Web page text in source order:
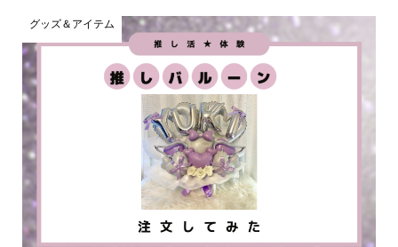
グッズ＆アイテム